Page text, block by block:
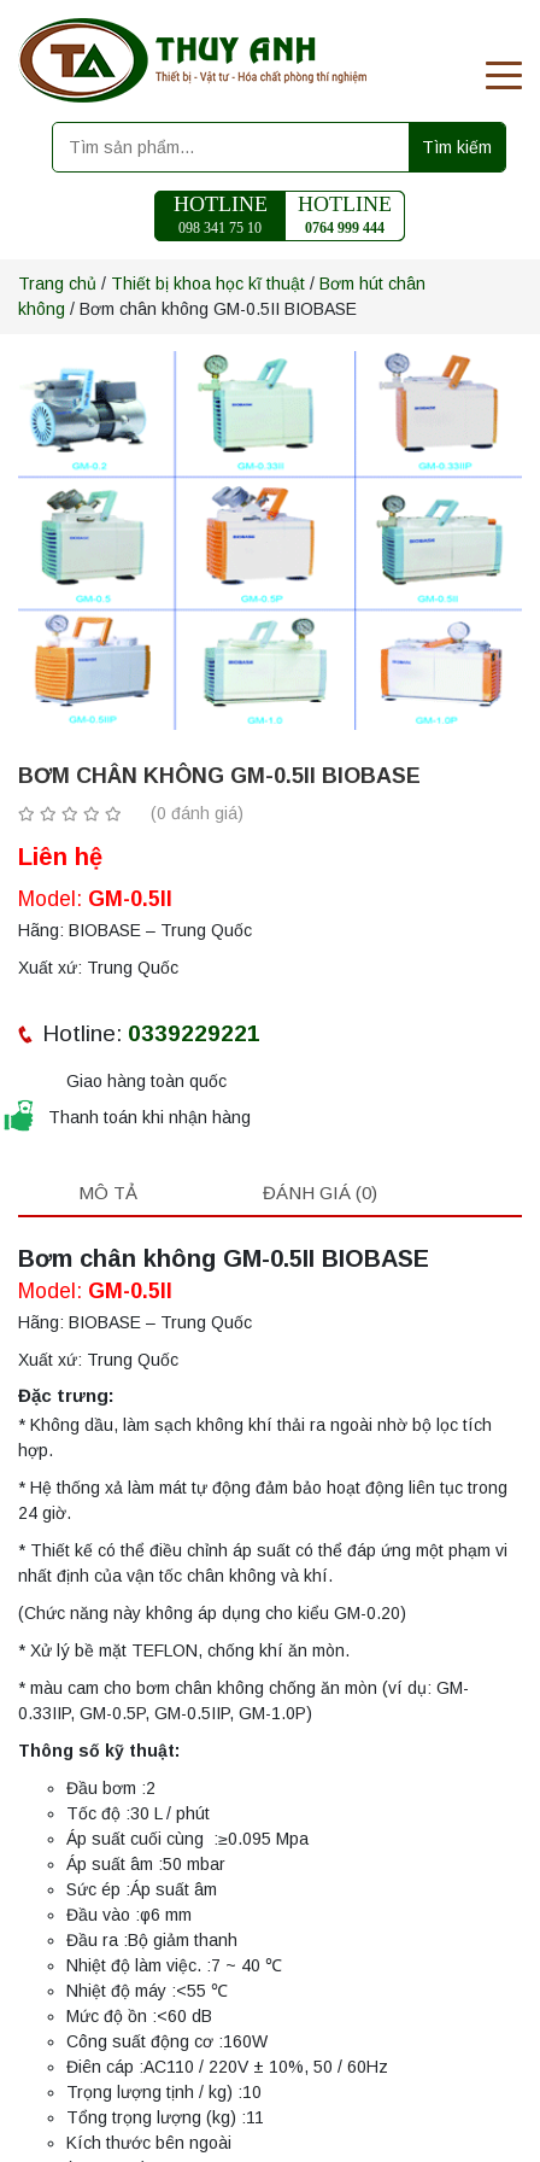
Tìm kiếm
HOTLINE
098 341 75 10
HOTLINE
0764 999 444
Trang chủ / Thiết bị khoa học kĩ thuật / Bơm hút chân
không / Bơm chân không GM-0.5II BIOBASE
BƠM CHÂN KHÔNG GM-0.5II BIOBASE
(0 đánh giá)
Liên hệ
Model: GM-0.5II
Hãng: BIOBASE – Trung Quốc
Xuất xứ: Trung Quốc
Hotline: 0339229221
Giao hàng toàn quốc
Thanh toán khi nhận hàng
MÔ TẢ ĐÁNH GIÁ (0)
Bơm chân không GM-0.5II BIOBASE
Model: GM-0.5II
Hãng: BIOBASE – Trung Quốc
Xuất xứ: Trung Quốc
Đặc trưng:
* Không dầu, làm sạch không khí thải ra ngoài nhờ bộ lọc tích
hợp.
* Hệ thống xả làm mát tự động đảm bảo hoạt động liên tục trong
24 giờ.
* Thiết kế có thể điều chỉnh áp suất có thể đáp ứng một phạm vi
nhất định của vận tốc chân không và khí.
(Chức năng này không áp dụng cho kiểu GM-0.20)
* Xử lý bề mặt TEFLON, chống khí ăn mòn.
* màu cam cho bơm chân không chống ăn mòn (ví dụ: GM-
0.33IIP, GM-0.5P, GM-0.5IIP, GM-1.0P)
Thông số kỹ thuật:
Đầu bơm :2
Tốc độ :30 L / phút
Áp suất cuối cùng :≥0.095 Mpa
Áp suất âm :50 mbar
Sức ép :Áp suất âm
Đầu vào :φ6 mm
Đầu ra :Bộ giảm thanh
Nhiệt độ làm việc. :7 ~ 40 ℃
Nhiệt độ máy :<55 ℃
Mức độ ồn :<60 dB
Công suất động cơ :160W
Điên cáp :AC110 / 220V ± 10%, 50 / 60Hz
Trọng lượng tịnh / kg) :10
Tổng trọng lượng (kg) :11
Kích thước bên ngoài